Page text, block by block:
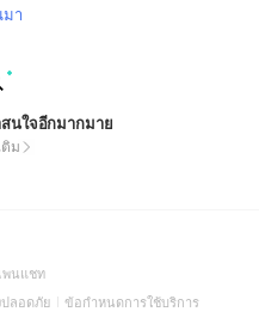
มา
นใจอีกมากมาย
ติม
พนแชท(Open
in
ปลอดภัย(Open
ข้อกำหนดการใช้บริการ(Open